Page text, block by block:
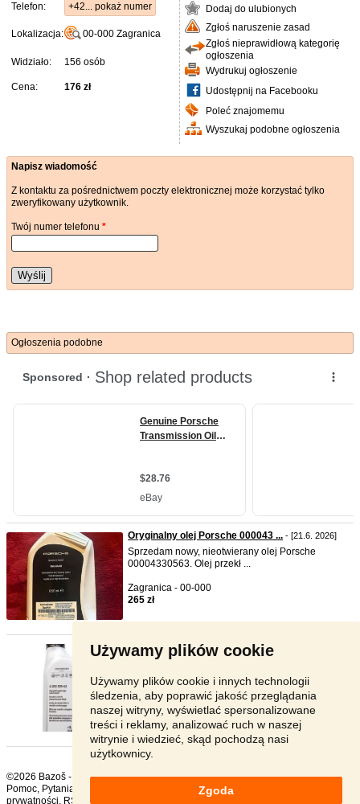
Używamy plików cookie
Używamy plików cookie i innych technologii
śledzenia, aby poprawić jakość przeglądania
naszej witryny, wyświetlać spersonalizowane
treści i reklamy, analizować ruch w naszej
witrynie i wiedzieć, skąd pochodzą nasi
użytkownicy.
Zgoda
Telefon: +42... pokaż numer
Lokalizacja: 00-000 Zagranica
Widziało: 156 osób
Cena: 176 zł
Dodaj do ulubionych
Zgłoś naruszenie zasad
Zgłoś nieprawidłową kategorię
ogłoszenia
Wydrukuj ogłoszenie
Udostępnij na Facebooku
Poleć znajomemu
Wyszukaj podobne ogłoszenia
Napisz wiadomość
Z kontaktu za pośrednictwem poczty elektronicznej może korzystać tylko
zweryfikowany użytkownik.
Twój numer telefonu *
Wyślij
Ogłoszenia podobne
Oryginalny olej Porsche 000043 ... - [21.6. 2026]
Sprzedam nowy, nieotwierany olej Porsche
00004330563. Olej przekł ...
Zagranica - 00-000
265 zł
Olej DSG G052529A2- [21.6. 2026]
skrzyni DSG. ...
Zagranica - 00-000
124 zł
©2026 Bazoš -
sprzedam, ogłoszenia Części zamienne
Pomoc, Pytania Reklama,Regulamin
prywatności, RSS